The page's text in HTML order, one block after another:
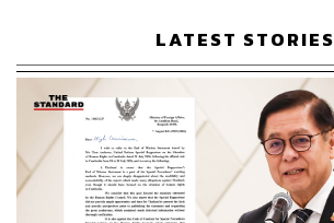
LATEST STORIES